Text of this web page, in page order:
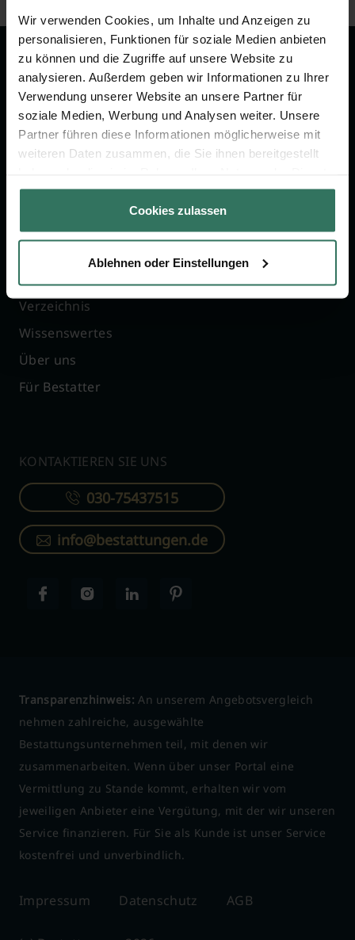
Wir verwenden Cookies, um Inhalte und Anzeigen zu
personalisieren, Funktionen für soziale Medien anbieten
zu können und die Zugriffe auf unsere Website zu
analysieren. Außerdem geben wir Informationen zu Ihrer
Verwendung unserer Website an unsere Partner für
soziale Medien, Werbung und Analysen weiter. Unsere
Partner führen diese Informationen möglicherweise mit
weiteren Daten zusammen, die Sie ihnen bereitgestellt
gesammelt haben.
Cookies zulassen
Ablehnen oder Einstellungen
Wir sind Ihr Ansprechpartner rund
um das Thema Bestattung &
Vorsorge.
Jetzt beraten lassen
Ratgeber
Verzeichnis
Wissenswertes
Über uns
Für Bestatter
KONTAKTIEREN SIE UNS
030-75437515
info@bestattungen.de
Transparenzhinweis: An unserem Angebotsvergleich
nehmen zahlreiche, ausgewählte
Bestattungsunternehmen teil, mit denen wir
zusammenarbeiten. Wenn über unser Portal eine
Vermittlung zu Stande kommt, erhalten wir vom
jeweiligen Anbieter eine Vergütung, mit der wir unseren
Service finanzieren. Für Sie als Kunde ist unser Service
kostenfrei und unverbindlich.
Impressum Datenschutz AGB